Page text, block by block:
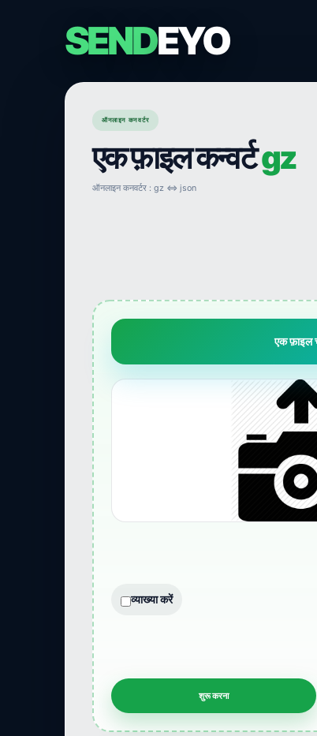
SENDEYO
ऑनलाइन कनवर्टर
एक फ़ाइल कन्वर्टgz
ऑनलाइन कनवर्टर : gz ⇔ json
एक फ़ाइल
व्याख्या करें